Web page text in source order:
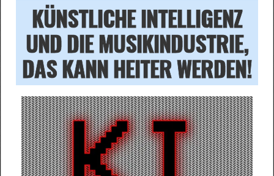
KÜNSTLICHE INTELLIGENZ
UND DIE MUSIKINDUSTRIE,
DAS KANN HEITER WERDEN!